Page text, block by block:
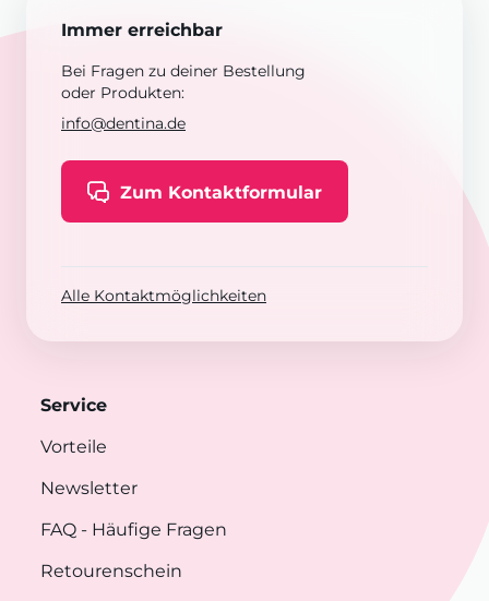
Immer erreichbar
Bei Fragen zu deiner Bestellung
oder Produkten:
info@dentina.de
Zum Kontaktformular
Alle Kontaktmöglichkeiten
Service
Vorteile
Newsletter
FAQ - Häufige Fragen
Retourenschein